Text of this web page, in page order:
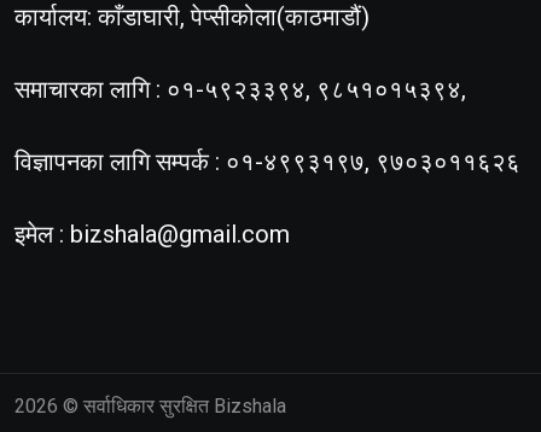
कार्यालय: काँडाघारी, पेप्सीकोला(काठमाडौं)
समाचारका लागि : ०१-५९२३३९४, ९८५१०१५३९४,
विज्ञापनका लागि सम्पर्क : ०१-४९९३१९७, ९७०३०११६२६
इमेल : bizshala@gmail.com
2026 © सर्वाधिकार सुरक्षित Bizshala